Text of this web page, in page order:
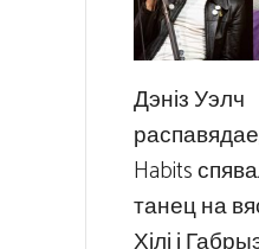
Дэніз Уэлч
Habits
танец на